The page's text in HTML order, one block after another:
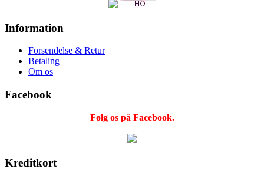
Information
Forsendelse & Retur
Betaling
Om os
Facebook
Følg os på Facebook.
Kreditkort